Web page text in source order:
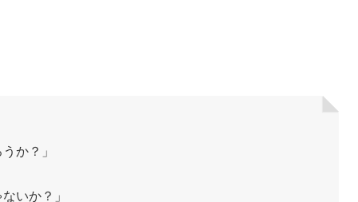
か？」
いか？」